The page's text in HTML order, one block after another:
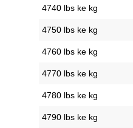
4740 lbs ke kg
4750 lbs ke kg
4760 lbs ke kg
4770 lbs ke kg
4780 lbs ke kg
4790 lbs ke kg